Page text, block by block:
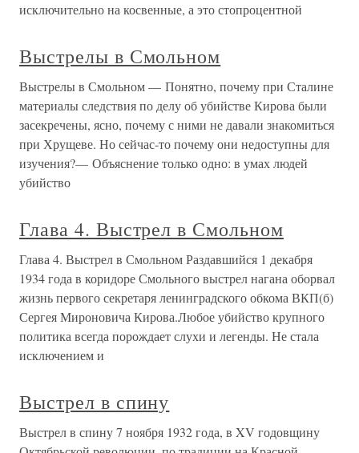
исключительно на косвенные, а это стопроцентной
Выстрелы в Смольном
Выстрелы в Смольном — Понятно, почему при Сталине
материалы следствия по делу об убийстве Кирова были
засекречены, ясно, почему с ними не давали знакомиться
при Хрущеве. Но сейчас-то почему они недоступны для
изучения?— Объяснение только одно: в умах людей
убийство
Глава 4. Выстрел в Смольном
Глава 4. Выстрел в Смольном Раздавшийся 1 декабря
1934 года в коридоре Смольного выстрел нагана оборвал
жизнь первого секретаря ленинградского обкома ВКП(б)
Сергея Мироновича Кирова.Любое убийство крупного
политика всегда порождает слухи и легенды. Не стала
исключением и
Выстрел в спину
Выстрел в спину 7 ноября 1932 года, в XV годовщину